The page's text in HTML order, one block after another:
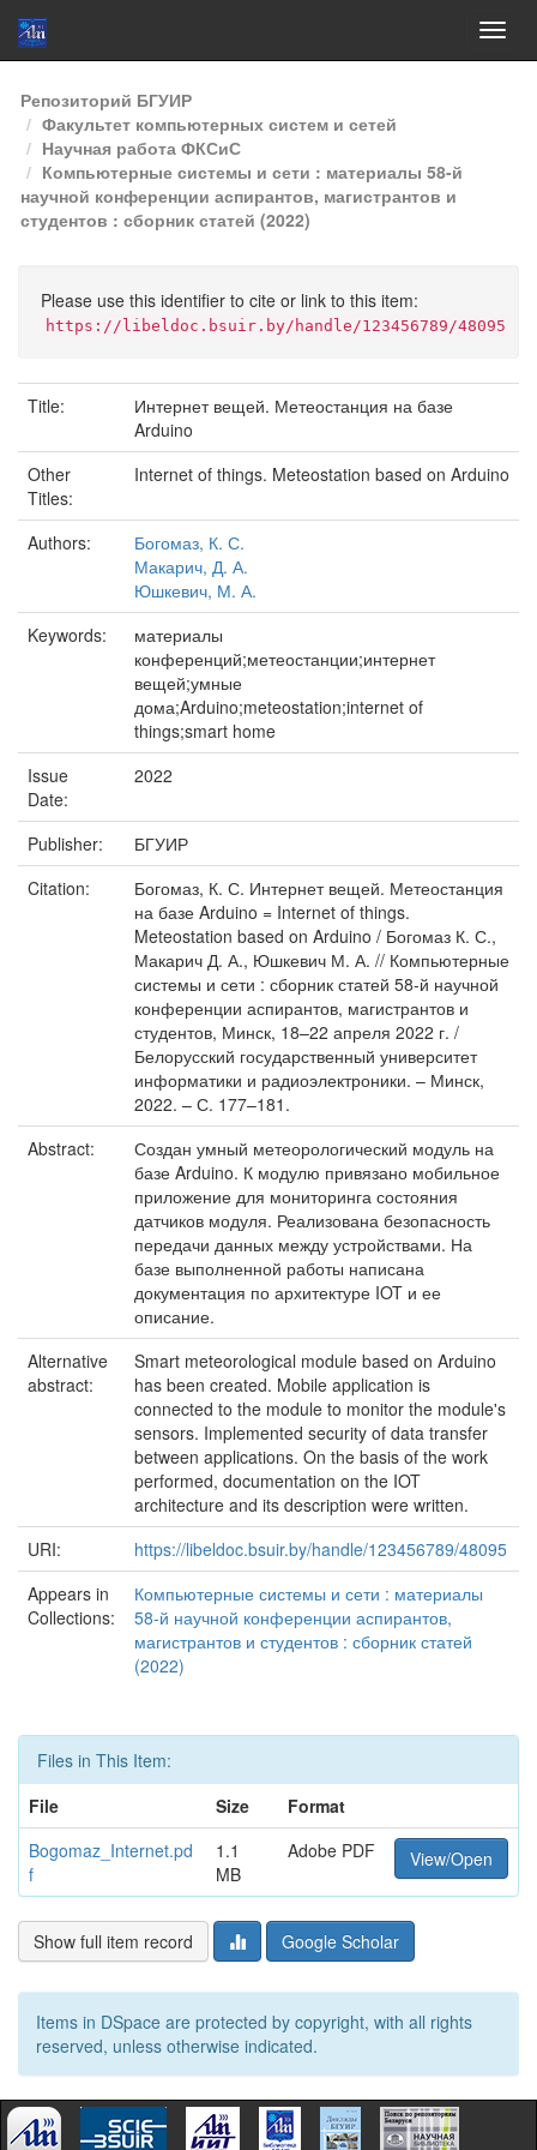
Skip
navigation
Репозиторий БГУИР
Факультет компьютерных систем и сетей
Научная работа ФКСиС
Компьютерные системы и сети : материалы 58-й
научной конференции аспирантов, магистрантов и
студентов : сборник статей (2022)
Please use this identifier to cite or link to this item:
https://libeldoc.bsuir.by/handle/123456789/48095
Title:
Интернет вещей. Метеостанция на базе
Arduino
Other
Titles:
Internet of things. Meteostation based on Arduino
Authors:
Богомаз, К. С.
Макарич, Д. А.
Юшкевич, М. А.
Keywords:
материалы
конференций;метеостанции;интернет
вещей;умные
дома;Arduino;meteostation;internet of
things;smart home
Issue
Date:
2022
Publisher:
БГУИР
Citation:
Богомаз, К. С. Интернет вещей. Метеостанция
на базе Arduino = Internet of things.
Meteostation based on Arduino / Богомаз К. С.,
Макарич Д. А., Юшкевич М. А. // Компьютерные
системы и сети : сборник статей 58-й научной
конференции аспирантов, магистрантов и
студентов, Минск, 18–22 апреля 2022 г. /
Белорусский государственный университет
информатики и радиоэлектроники. – Минск,
2022. – С. 177–181.
Abstract:
Создан умный метеорологический модуль на
базе Arduino. К модулю привязано мобильное
приложение для мониторинга состояния
датчиков модуля. Реализована безопасность
передачи данных между устройствами. На
базе выполненной работы написана
документация по архитектуре IOT и ее
описание.
Alternative
abstract:
Smart meteorological module based on Arduino
has been created. Mobile application is
connected to the module to monitor the module's
sensors. Implemented security of data transfer
between applications. On the basis of the work
performed, documentation on the IOT
architecture and its description were written.
URI:
https://libeldoc.bsuir.by/handle/123456789/48095
Appears in
Collections:
Компьютерные системы и сети : материалы
58-й научной конференции аспирантов,
магистрантов и студентов : сборник статей
(2022)
Files in This Item:
File
Size
Format
Bogomaz_Internet.pd
f
1.1
MB
Adobe PDF View/Open
Show full item record Google Scholar
Items in DSpace are protected by copyright, with all rights
reserved, unless otherwise indicated.